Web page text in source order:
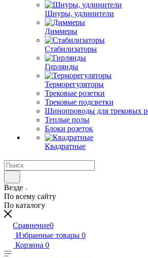
Шнуры, удлинители
Диммеры
Стабилизаторы
Гирлянды
Терморегуляторы
Трековые розетки
Трековые подсветки
Шинопроводы для трековых
Теплые полы
Блоки розеток
Квадратные
Везде
По всему сайту
По каталогу
Сравнение0
Избранные товары 0
Корзина 0